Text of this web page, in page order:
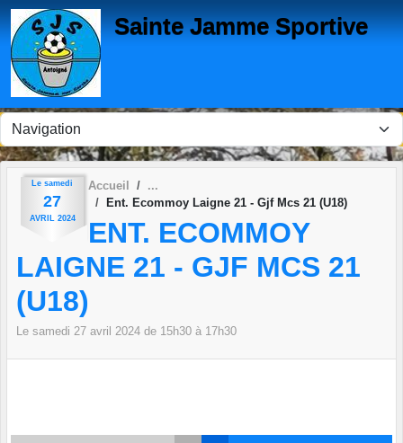
Sainte Jamme Sportive
Le samedi
27
AVRIL 2024
Accueil
Ent. Ecommoy Laigne 21 - Gjf Mcs 21 (U18)
ENT. ECOMMOY
LAIGNE 21 - GJF MCS 21
(U18)
Le samedi 27 avril 2024 de 15h30 à 17h30
Panneau de gestion des cookies